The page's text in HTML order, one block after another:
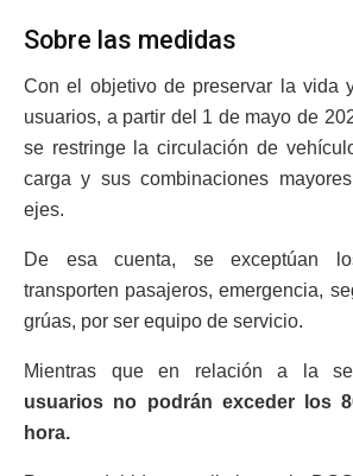
Sobre las medidas
Con el objetivo de preservar la vida
usuarios, a partir del 1 de mayo de
se restringe la circulación de
carga y sus combinaciones
ejes.
De esa cuenta, se exceptúan
transporten pasajeros, emergencia,
grúas, por ser equipo de servicio.
Mientras que en relación a la
usuarios no podrán exceder los
hora.